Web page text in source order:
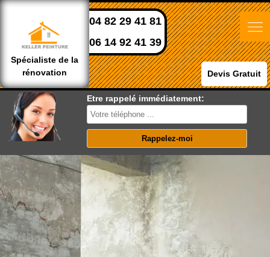
Spécialiste de la
rénovation
04 82 29 41 81
06 14 92 41 39
Devis Gratuit
Etre rappelé immédiatement: